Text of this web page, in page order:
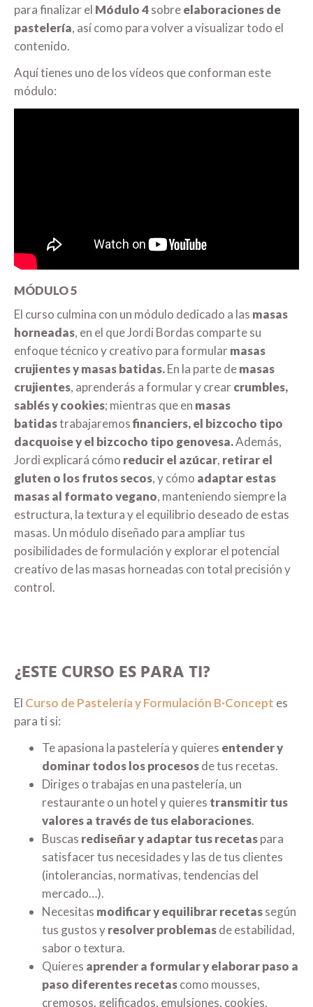
para finalizar el Módulo 4sobreelaboraciones de
pastelería, así como para volver a visualizar todo el
contenido.
Aquí tienes uno de los vídeos que conforman este
módulo:
MÓDULO 5
El curso culmina con un módulo dedicado a las masas
horneadas, en el que Jordi Bordas comparte su
enfoque técnico y creativo para formularmasas
crujientes y masas batidas.En la parte demasas
crujientes, aprenderás a formular y crearcrumbles,
sablés y cookies; mientras que en masas
batidastrabajaremosfinanciers, el bizcocho tipo
dacquoise y el bizcocho tipo genovesa.Además,
Jordi explicará cómo reducir el azúcar, retirar el
gluten o los frutos secos, y cómo adaptar estas
masas al formato vegano, manteniendo siempre la
estructura, la textura y el equilibrio deseado de estas
masas. Un módulo diseñado para ampliar tus
posibilidades de formulación y explorar el potencial
creativo de las masas horneadas con total precisión y
control.
¿ESTE CURSO ES PARA TI?
El Curso de Pastelería y Formulación B·Concept es
para ti si:
Te apasiona la pastelería y quieres entender y
dominar todos los procesosde tus recetas.
Diriges o trabajas en una pastelería, un
restaurante o un hotel y quieres transmitir tus
valores a través de tus elaboraciones.
Buscas rediseñar y adaptar tus recetaspara
satisfacer tus necesidades y las de tus clientes
(intolerancias, normativas, tendencias del
mercado…).
Necesitas modificar y equilibrar recetassegún
tus gustos yresolver problemasde estabilidad,
sabor o textura.
Quieres aprender a formular y elaborar paso a
paso diferentes recetascomo mousses,
cremosos, gelificados, emulsiones, cookies,